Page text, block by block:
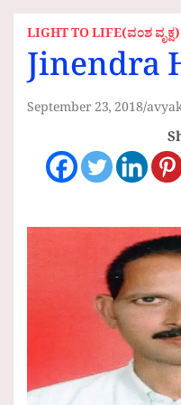
LIGHT TO LIFE(ವಂಶ ವೃಕ್ಷ)
Jinendra
September 23, 2018